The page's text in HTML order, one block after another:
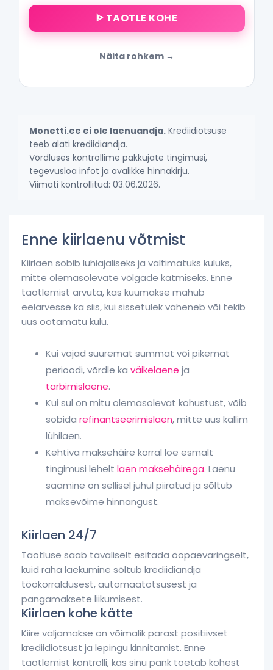
ᐈ TAOTLE KOHE
Näita rohkem
Monetti.ee ei ole laenuandja. Krediidiotsuse
teeb alati krediidiandja.
Võrdluses kontrollime pakkujate tingimusi,
tegevusloa infot ja avalikke hinnakirju.
Viimati kontrollitud: 03.06.2026.
Enne kiirlaenu võtmist
Kiirlaen sobib lühiajaliseks ja vältimatuks kuluks,
mitte olemasolevate võlgade katmiseks. Enne
taotlemist arvuta, kas kuumakse mahub
eelarvesse ka siis, kui sissetulek väheneb või tekib
uus ootamatu kulu.
Kui vajad suuremat summat või pikemat
perioodi, võrdle ka väikelaene ja
tarbimislaene.
Kui sul on mitu olemasolevat kohustust, võib
sobida refinantseerimislaen, mitte uus kallim
lühilaen.
Kehtiva maksehäire korral loe esmalt
tingimusi lehelt laen maksehäirega. Laenu
saamine on sellisel juhul piiratud ja sõltub
maksevõime hinnangust.
Kiirlaen 24/7
Taotluse saab tavaliselt esitada ööpäevaringselt,
kuid raha laekumine sõltub krediidiandja
töökorraldusest, automaatotsusest ja
pangamaksete liikumisest.
Kiirlaen kohe kätte
Kiire väljamakse on võimalik pärast positiivset
krediidiotsust ja lepingu kinnitamist. Enne
taotlemist kontrolli, kas sinu pank toetab kohest